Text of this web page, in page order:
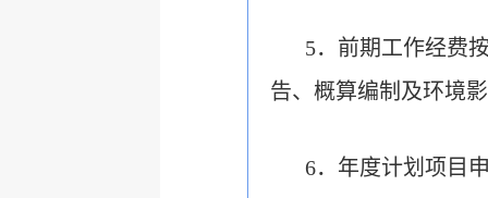
5．前期工作经费
告、概算编制及环境
6．年度计划项目